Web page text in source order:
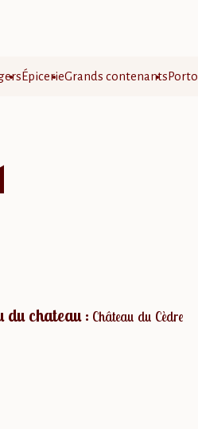
ÉpicerieGrands contenantsPorto
du chateau : Château du Cèdre